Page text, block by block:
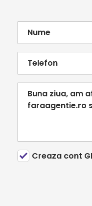
Creaza cont